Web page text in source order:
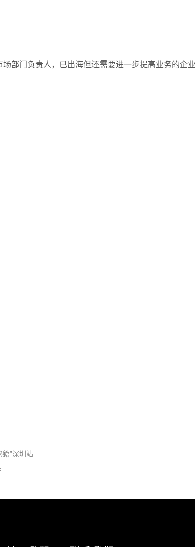
场部门负责人，已出海但还需要进一步提高业务的企
”深圳站